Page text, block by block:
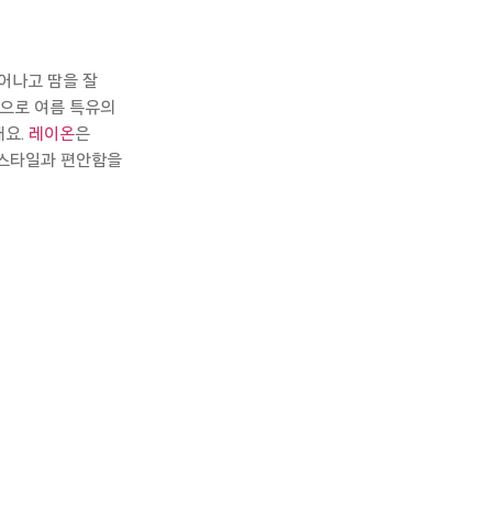
나고 땀을 잘
로 여름 특유의
요. 레이온은
타일과 편안함을